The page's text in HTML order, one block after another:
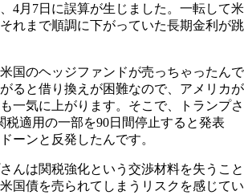
4月7日に誤算が生じました。一転して米
れまで順調に下がっていた長期金利が跳
国のヘッジファンドが売っちゃったんで
ると借り換えが困難なので、アメリカが
一気に上がります。そこで、トランプさ
税適用の一部を90日間停止すると発表
ーンと反発したんです。
んは関税強化という交渉材料を失うこと
国債を売られてしまうリスクを感じてい